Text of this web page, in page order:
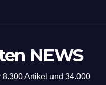
NEWS
Artikel und 34.000